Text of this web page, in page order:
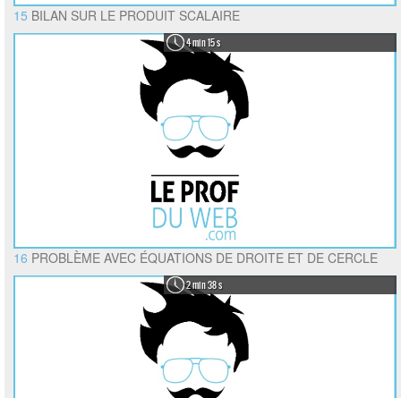
15 BILAN SUR LE PRODUIT SCALAIRE
4 min 15 s
16 PROBLÈME AVEC ÉQUATIONS DE DROITE ET DE CERCLE
2 min 38 s